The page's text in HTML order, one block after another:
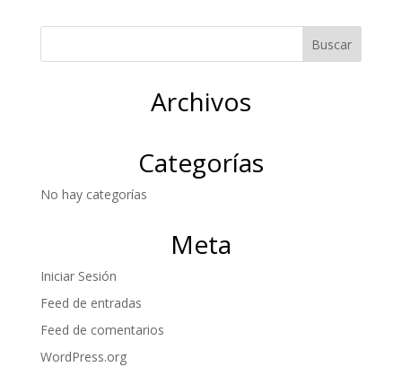
Archivos
Categorías
No hay categorías
Meta
Iniciar Sesión
Feed de entradas
Feed de comentarios
WordPress.org